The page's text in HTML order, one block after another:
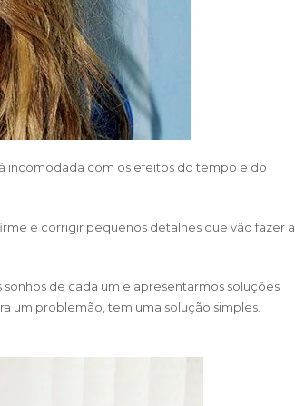
incomodada com os efeitos do tempo e do
e corrigir pequenos detalhes que vão fazer a
de cada um e apresentarmos soluções
um problemão, tem uma solução simples.